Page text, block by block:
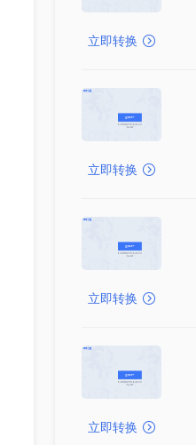
立即转换
立即转换
立即转换
立即转换